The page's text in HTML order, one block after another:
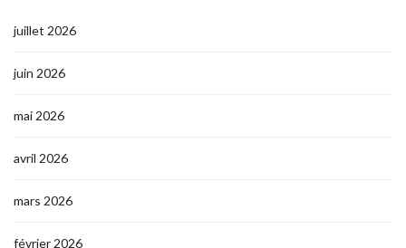
juillet 2026
juin 2026
mai 2026
avril 2026
mars 2026
février 2026